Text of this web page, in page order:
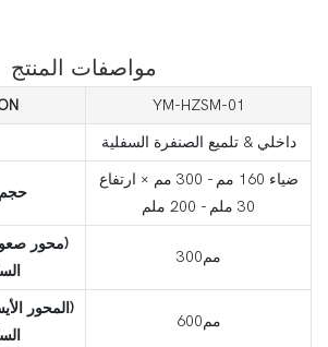
مواصفات المنتج
YM-HZSM-01
داخلي & تلميع الصنفرة السفلية
ضياء 160 مم - 300 مم × ارتفاع
30 ملم - 200 ملم
مم300
مم600